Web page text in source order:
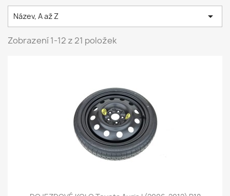
Název, A až Z 
Zobrazení 1-12 z 21 položek